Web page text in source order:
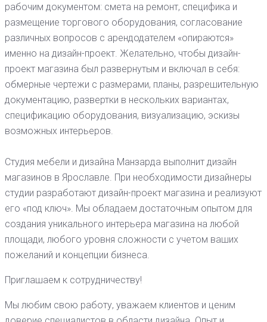
рабочим документом: смета на ремонт, специфика и
размещение торгового оборудования, согласование
различных вопросов с арендодателем «опираются»
именно на дизайн-проект. Желательно, чтобы дизайн-
проект магазина был развернутым и включал в себя:
обмерные чертежи с размерами, планы, разрешительную
документацию, развертки в нескольких вариантах,
спецификацию оборудования, визуализацию, эскизы
возможных интерьеров.
Студия мебели и дизайна Манзарда выполнит дизайн
магазинов в Ярославле. При необходимости дизайнеры
студии разработают дизайн-проект магазина и реализуют
его «под ключ». Мы обладаем достаточным опытом для
создания уникального интерьера магазина на любой
площади, любого уровня сложности с учетом ваших
пожеланий и концепции бизнеса.
Приглашаем к сотрудничеству!
Мы любим свою работу, уважаем клиентов и ценим